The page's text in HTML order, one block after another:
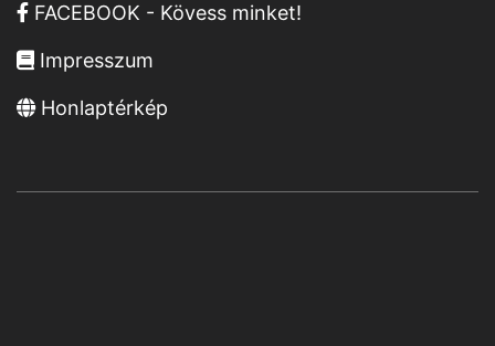
FACEBOOK - Kövess minket!
Impresszum
Honlaptérkép